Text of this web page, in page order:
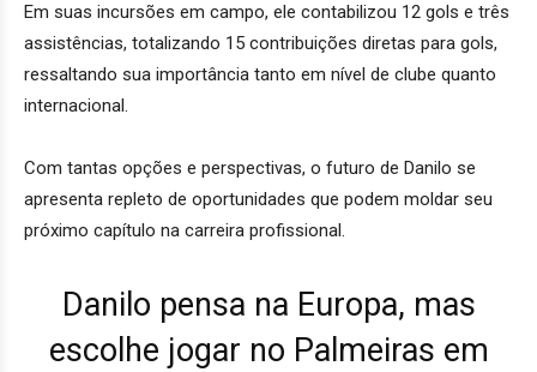
Em suas incursões em campo, ele contabilizou 12 gols e três
assistências, totalizando 15 contribuições diretas para gols,
ressaltando sua importância tanto em nível de clube quanto
internacional.
Com tantas opções e perspectivas, o futuro de Danilo se
apresenta repleto de oportunidades que podem moldar seu
próximo capítulo na carreira profissional.
Danilo pensa na Europa, mas
escolhe jogar no Palmeiras em